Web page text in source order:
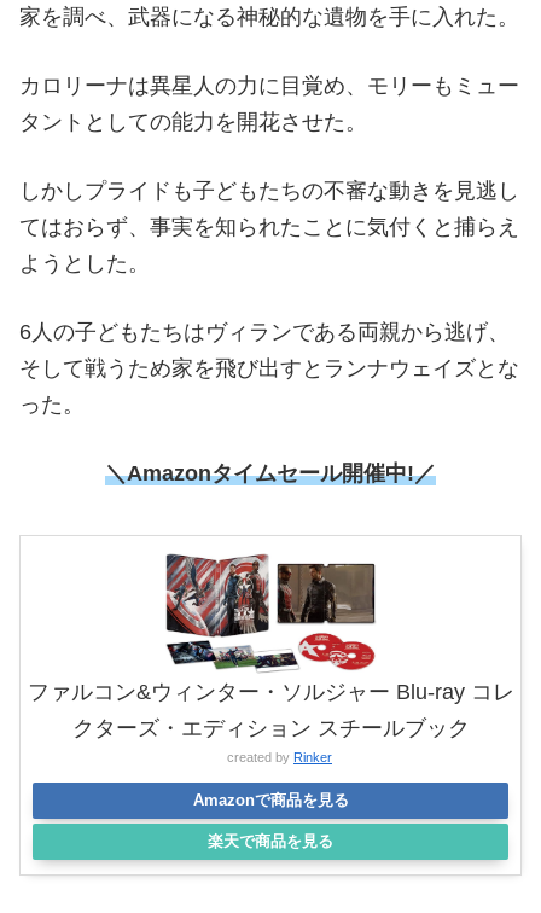
家を調べ、武器になる神秘的な遺物を手に入れた。
カロリーナは異星人の力に目覚め、モリーもミュー
タントとしての能力を開花させた。
しかしプライドも子どもたちの不審な動きを見逃し
てはおらず、事実を知られたことに気付くと捕らえ
ようとした。
6人の子どもたちはヴィランである両親から逃げ、
そして戦うため家を飛び出すとランナウェイズとな
った。
＼Amazonタイムセール開催中!／
ファルコン&ウィンター・ソルジャー Blu-ray コレ
クターズ・エディション スチールブック
created by Rinker
Amazonで商品を見る
楽天で商品を見る